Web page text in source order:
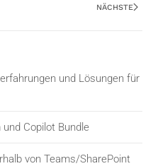
NÄCHSTE
und Lösungen für
Copilot Bundle
von Teams/SharePoint